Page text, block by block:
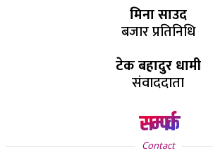
मिना साउद
बजार प्रतिनिधि
टेक बहादुर धामी
संवाददाता
सम्पर्क
Contact